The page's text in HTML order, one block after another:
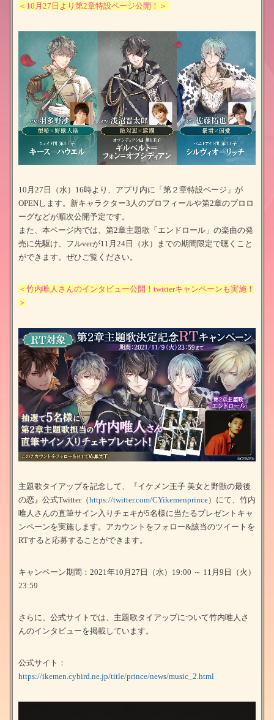
＜10月27日より第2章特設ページ公開！＞
10月27日（水）16時より、アプリ内に「第２章特設ページ」が
OPENします。新キャラクター3人のプロフィールや第2章のプロロ
ーグなどが順次公開予定です。
また、本ページ内では、第2章主題歌「エンドロール」の楽曲の発
売に先駆け、フルverが11月24日（水）までの期間限定で聴くこと
ができます。ぜひご覧ください。
＜竹内唯人さんのインタビュー公開！twitterキャンペーンも実施！
＞
主題歌タイアップを記念して、『イケメン王子 美女と野獣の最後
の恋』公式Twitter（https://twitter.com/CYikemenprince）にて、竹内
唯人さんの直筆サイン入りチェキが5名様に当たるプレゼントキャ
ンペーンを実施します。アカウントをフォロー&該当のツイートを
RTすると応募することができます。
キャンペーン期間：2021年10月27日（水）19:00 ～ 11月9日（火）
23:59
さらに、公式サイトでは、主題歌タイアップについて竹内唯人さ
んのインタビューを掲載しています。
公式サイト：
https://ikemen.cybird.ne.jp/title/prince/news/music_2.html